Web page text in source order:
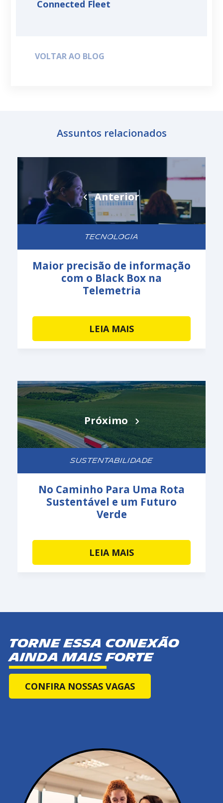
Connected Fleet
VOLTAR AO BLOG
Assuntos relacionados
Anterior
TECNOLOGIA
Maior precisão de informação
com o Black Box na
Telemetria
LEIA MAIS
Próximo
SUSTENTABILIDADE
No Caminho Para Uma Rota
Sustentável e um Futuro
Verde
LEIA MAIS
Torne essa conexão
ainda mais forte
CONFIRA NOSSAS VAGAS